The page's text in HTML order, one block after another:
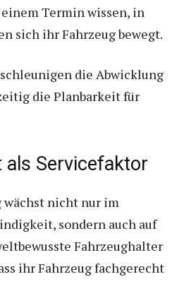
Termin wissen, in
sich ihr Fahrzeug bewegt.
die Abwicklung
die Planbarkeit für
als Servicefaktor
nicht nur im
sondern auch auf
Fahrzeughalter
ihr Fahrzeug fachgerecht